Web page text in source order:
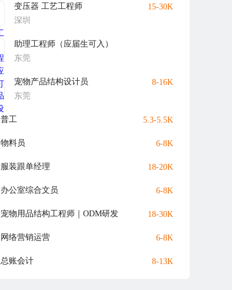
变压器 工艺工程师
深圳
15-30K
助理工程师（应届生可入）
东莞
宠物产品结构设计员
东莞
8-16K
普工 5.3-5.5K
物料员 6-8K
服装跟单经理 18-20K
办公室综合文员 6-8K
宠物用品结构工程师｜ODM研发 18-30K
网络营销运营 6-8K
总账会计 8-13K